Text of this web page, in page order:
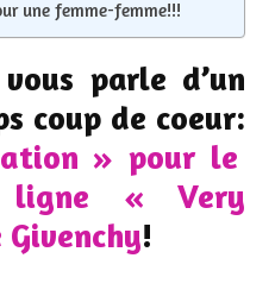
une femme-femme!!!
parle d’un
coup de coeur:
» pour le
« Very
!